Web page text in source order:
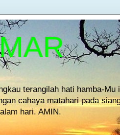
terangilah hati hamba-Mu
cahaya matahari pada
hari. AMIN.